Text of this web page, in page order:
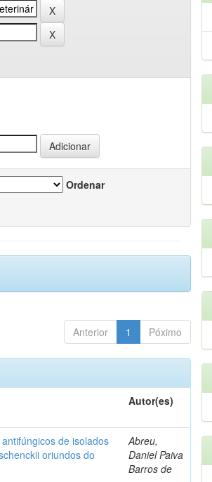
Ordenar
Anterior 1 Póximo
Autor(es)
de isolados
oriundos do
Abreu,
Daniel Paiva
Barros de